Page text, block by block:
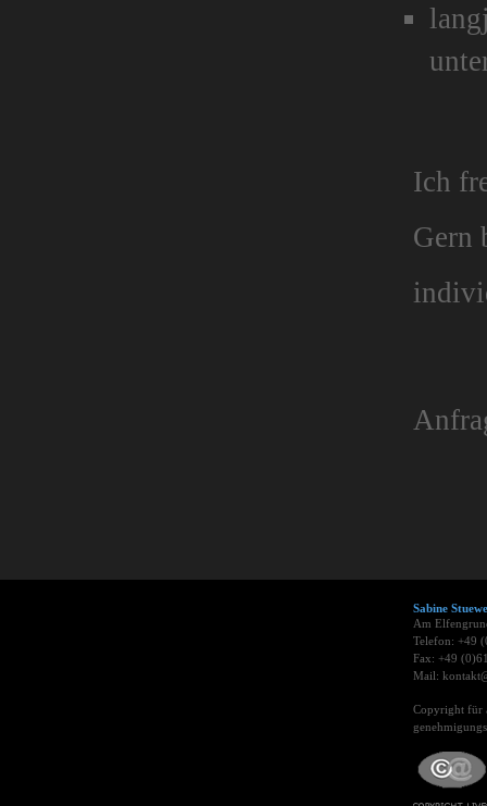
Ich
Gern
Sabine
Am
Telefon: +49
Fax: +49
Mail:
Copyright für